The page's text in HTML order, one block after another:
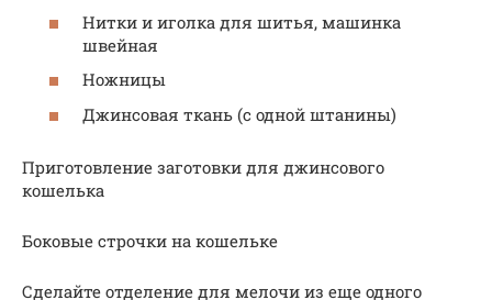
Нитки и иголка для шитья, машинка
швейная
Ножницы
Джинсовая ткань (с одной штанины)
Приготовление заготовки для джинсового
кошелька
Боковые строчки на кошельке
Сделайте отделение для мелочи из еще одного